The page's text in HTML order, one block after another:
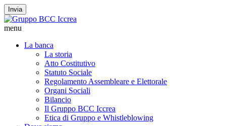
Invia
menu
La banca
La storia
Atto Costitutivo
Statuto Sociale
Regolamento Assembleare e Elettorale
Organi Sociali
Bilancio
Il Gruppo BCC Iccrea
Etica di Gruppo e Whistleblowing